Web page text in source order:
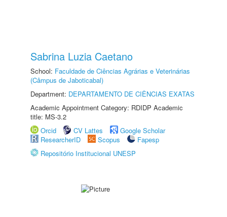
Sabrina Luzia Caetano
School: Faculdade de Ciências Agrárias e Veterinárias
(Câmpus de Jaboticabal)
Department: DEPARTAMENTO DE CIÊNCIAS EXATAS
Academic Appointment Category: RDIDP Academic
title: MS-3.2
Orcid
CV Lattes
Google Scholar
ResearcherID
Scopus
Fapesp
Repositório Institucional UNESP